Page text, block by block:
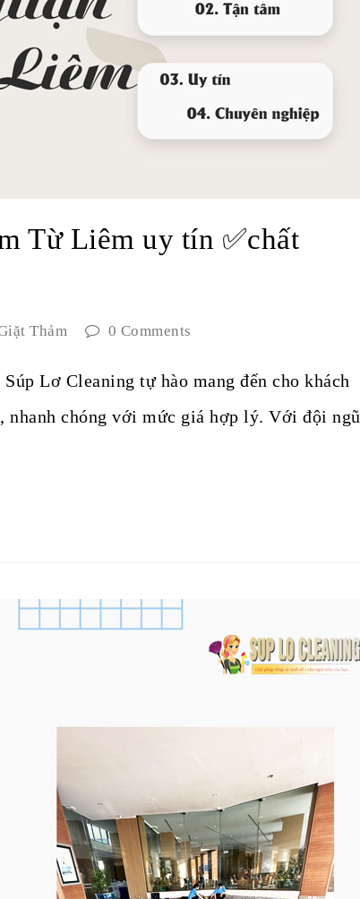
Từ Liêm uy tín ✅chất
Thảm 0 Comments
Lơ Cleaning tự hào mang đến cho khách
nhanh chóng với mức giá hợp lý. Với đội ngũ